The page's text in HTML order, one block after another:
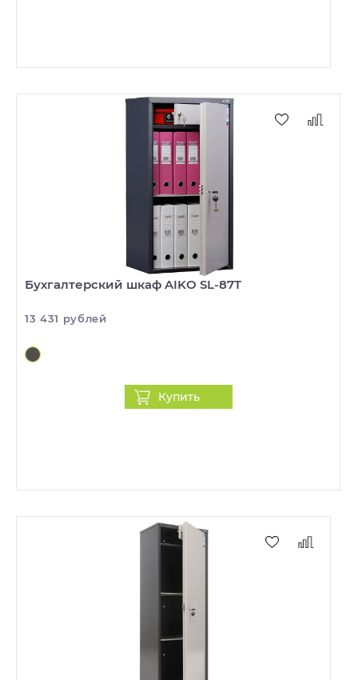
Бухгалтерский шкаф AIKO SL-87T
13 431 рублей
Купить